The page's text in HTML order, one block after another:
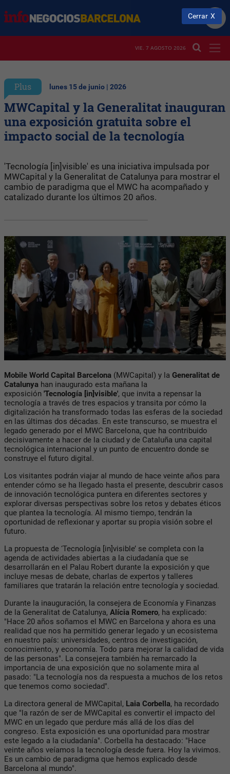
VIE. 7 AGOSTO 2026
Plus lunes 15 de junio | 2026
MWCapital y la Generalitat inauguran
una exposición gratuita sobre el
impacto social de la tecnología
'Tecnología [in]visible' es una iniciativa impulsada por
MWCapital y la Generalitat de Catalunya para mostrar el
cambio de paradigma que el MWC ha acompañado y
catalizado durante los últimos 20 años.
Mobile World Capital Barcelona (MWCapital) y la Generalitat de
Catalunya han inaugurado esta mañana la
exposición 'Tecnología [in]visible', que invita a repensar la
tecnología a través de tres espacios y transita por cómo la
digitalización ha transformado todas las esferas de la sociedad
en las últimas dos décadas. En este transcurso, se muestra el
legado generado por el MWC Barcelona, que ha contribuido
decisivamente a hacer de la ciudad y de Cataluña una capital
tecnológica internacional y un punto de encuentro donde se
construye el futuro digital.
Los visitantes podrán viajar al mundo de hace veinte años para
entender cómo se ha llegado hasta el presente, descubrir casos
de innovación tecnológica puntera en diferentes sectores y
explorar diversas perspectivas sobre los retos y debates éticos
que plantea la tecnología. Al mismo tiempo, tendrán la
oportunidad de reflexionar y aportar su propia visión sobre el
futuro.
La propuesta de ‘Tecnología [in]visible’ se completa con la
agenda de actividades abiertas a la ciudadanía que se
desarrollarán en el Palau Robert durante la exposición y que
incluye mesas de debate, charlas de expertos y talleres
familiares que tratarán la relación entre tecnología y sociedad.
Durante la inauguración, la consejera de Economía y Finanzas
de la Generalitat de Catalunya, Alícia Romero, ha explicado:
"Hace 20 años soñamos el MWC en Barcelona y ahora es una
realidad que nos ha permitido generar legado y un ecosistema
en nuestro país: universidades, centros de investigación,
conocimiento, y economía. Todo para mejorar la calidad de vida
de las personas". La consejera también ha remarcado la
importancia de una exposición que no solamente mira al
pasado: "La tecnología nos da respuesta a muchos de los retos
que tenemos como sociedad".
La directora general de MWCapital, Laia Corbella, ha recordado
que "la razón de ser de MWCapital es convertir el impacto del
MWC en un legado que perdure más allá de los días del
congreso. Esta exposición es una oportunidad para mostrar
este legado a la ciudadanía". Corbella ha destacado: "Hace
veinte años veíamos la tecnología desde fuera. Hoy la vivimos.
Es un cambio de paradigma que hemos explicado desde
Barcelona al mundo".
Cerrar